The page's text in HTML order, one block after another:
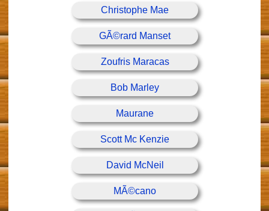
Christophe Mae
GÃ©rard Manset
Zoufris Maracas
Bob Marley
Maurane
Scott Mc Kenzie
David McNeil
MÃ©cano